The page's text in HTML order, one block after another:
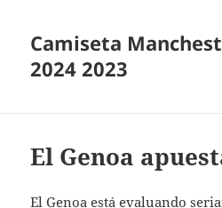
Camiseta
2024 2023
El Genoa
El Genoa está evaluando